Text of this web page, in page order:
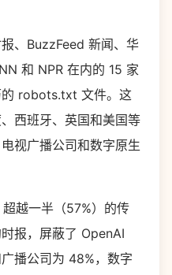
、BuzzFeed 新闻、华
和 NPR 在内的 15 家
的 robots.txt 文件。这
西班牙、英国和美国等
视广播公司和数字原生
越一半（57%）的传
报，屏蔽了 OpenAI
播公司为 48%，数字